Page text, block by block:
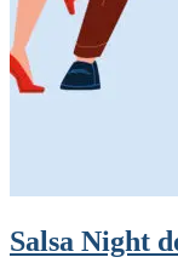
Salsa Night